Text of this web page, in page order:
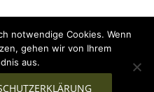
notwendige Cookies. Wenn
gehen wir von Ihrem
aus.